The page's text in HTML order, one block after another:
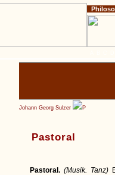
Johann Georg Sulzer P
Pastoral
Pastoral. (Musik. Tanz)